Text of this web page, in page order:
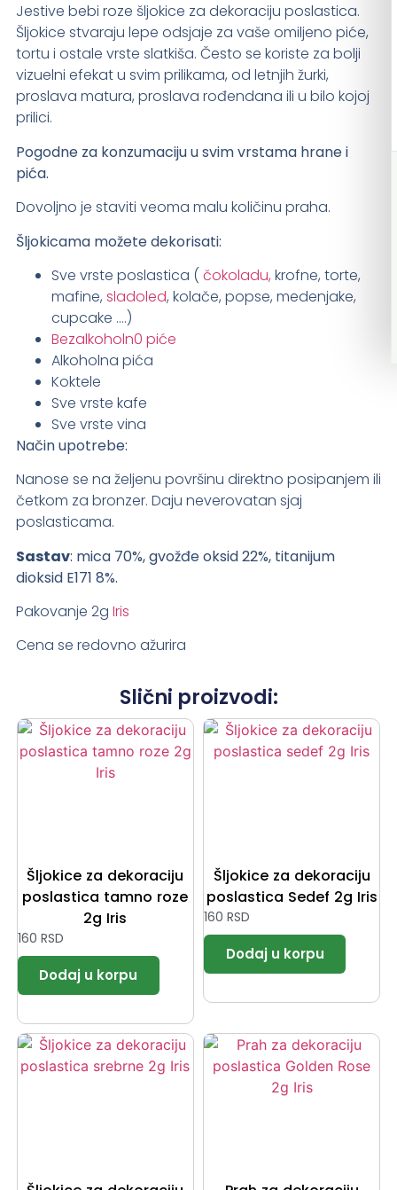
Jestive bebi roze šljokice za dekoraciju poslastica.
Šljokice stvaraju lepe odsjaje za vaše omiljeno piće,
tortu i ostale vrste slatkiša. Često se koriste za bolji
vizuelni efekat u svim prilikama, od letnjih žurki,
proslava matura, proslava rođendana ili u bilo kojoj
prilici.
Pogodne za konzumaciju u svim vrstama hrane i
pića.
Dovoljno je staviti veoma malu količinu praha.
Šljokicama možete dekorisati:
Sve vrste poslastica ( čokoladu, krofne, torte,
mafine, sladoled, kolače, popse, medenjake,
cupcake ….)
Bezalkoholn0 piće
Alkoholna pića
Koktele
Sve vrste kafe
Sve vrste vina
Način upotrebe:
Nanose se na željenu površinu direktno posipanjem ili
četkom za bronzer. Daju neverovatan sjaj
poslasticama.
Sastav: mica 70%, gvožđe oksid 22%, titanijum
dioksid E171 8%.
Pakovanje 2g Iris
Cena se redovno ažurira
Slični proizvodi:
Šljokice za dekoraciju
poslastica tamno roze
2g Iris
160 RSD
Šljokice za dekoraciju
poslastica Sedef 2g Iris
160 RSD